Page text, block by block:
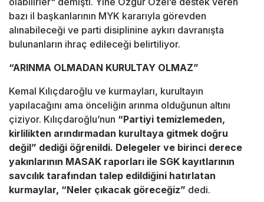
bazı il başkanlarının MYK kararıyla görevden
alınabileceği ve parti disiplinine aykırı davranışta
bulunanların ihraç edileceği belirtiliyor.
“ARINMA OLMADAN KURULTAY OLMAZ”
Kemal Kılıçdaroğlu ve kurmayları, kurultayın
yapılacağını ama önceliğin arınma olduğunun altını
çiziyor. Kılıçdaroğlu’nun “Partiyi temizlemeden,
kirlilikten arındırmadan kurultaya gitmek doğru
değil” dediği öğrenildi. Delegeler ve birinci derece
yakınlarının MASAK raporları ile SGK kayıtlarının
savcılık tarafından talep edildiğini hatırlatan
kurmaylar, “Neler çıkacak göreceğiz” dedi.